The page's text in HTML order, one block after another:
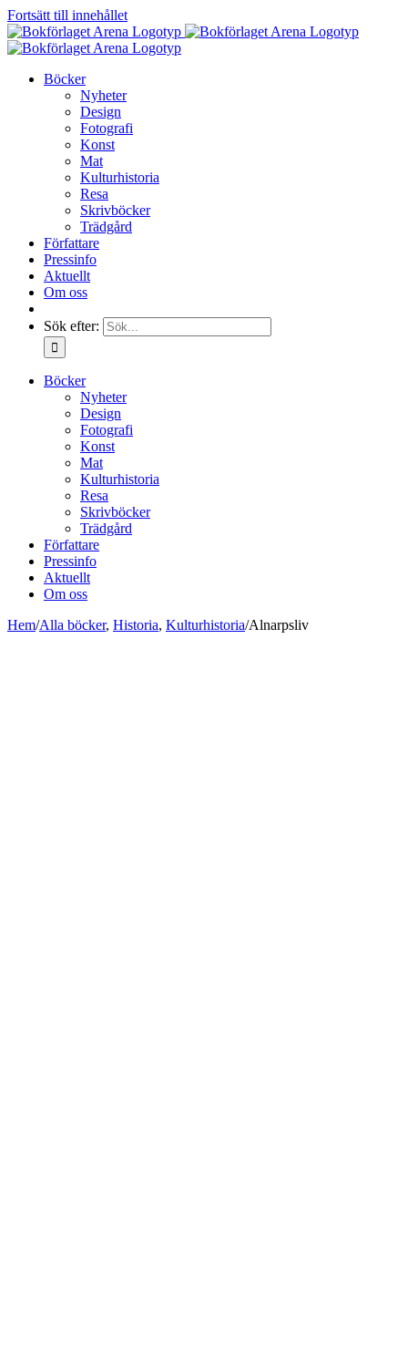
Fortsätt till innehållet
Böcker
Nyheter
Design
Fotografi
Konst
Mat
Kulturhistoria
Resa
Skrivböcker
Trädgård
Författare
Pressinfo
Aktuellt
Om oss
Sök efter:
Böcker
Nyheter
Design
Fotografi
Konst
Mat
Kulturhistoria
Resa
Skrivböcker
Trädgård
Författare
Pressinfo
Aktuellt
Om oss
Hem/Alla böcker, Historia, Kulturhistoria/Alnarpsliv